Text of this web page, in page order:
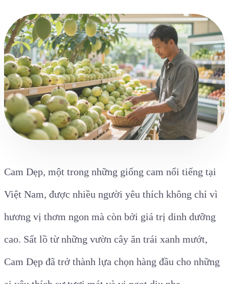
Cam Dẹp, một trong những giống cam nổi tiếng tại
Việt Nam, được nhiều người yêu thích không chỉ vì
hương vị thơm ngon mà còn bởi giá trị dinh dưỡng
cao. Sất lồ từ những vườn cây ăn trái xanh mướt,
Cam Dẹp đã trở thành lựa chọn hàng đầu cho những